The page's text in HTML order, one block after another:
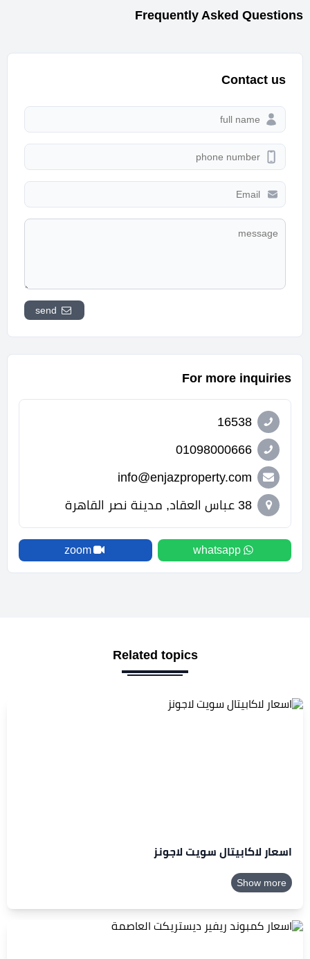
Frequently Asked Questions
Contact us
For more inquiries
16538
01098000666
info@enjazproperty.com
38 عباس العقاد, مدينة نصر القاهرة
whatsapp
zoom
Related topics
اسعار لاكابيتال سويت لاجونز
Show more